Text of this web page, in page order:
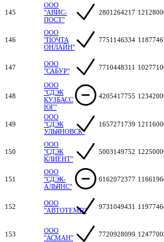
145
ООО
"АВИС-
ПОСТ"
2801264217
146
ООО
"ПОЧТА
ОНЛАЙН"
7751146334
147
ООО
"САБУР"
7710448311
148
ООО
"СДЭК
КУЗБАСС
ЮГ"
4205417755
149
ООО
"СДЭК
УЛЬЯНОВСК"
1657271739
150
ООО
"СДЭК
КЛИЕНТ"
5003149752
151
ООО
"СДЭК-
АЛЬЯНС"
6162072377
152
ООО
"АВТОТЕМП"
9731049431
153
ООО
"АСМАН"
7720928099